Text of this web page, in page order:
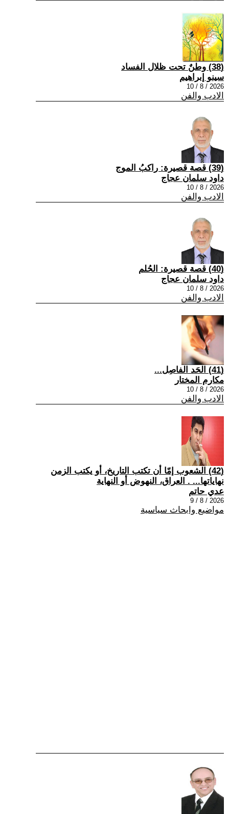
(38) وطنٌ تحت ظلال الفساد
سينو إبراهيم
2026 / 8 / 10
الادب والفن
(39) قصة قصيرة: راكبُ الموج
داود سلمان عجاج
2026 / 8 / 10
الادب والفن
(40) قصة قصيرة: الحُلم
داود سلمان عجاج
2026 / 8 / 10
الادب والفن
(41) الحَد الفاصِل...
مكارم المختار
2026 / 8 / 10
الادب والفن
(42) الشعوب إمّا أن تكتب التاريخ، أو يكتب الزمن
نهاياتها... . العراق، النهوض أو النهاية
عدي حاتم
2026 / 8 / 9
مواضيع وابحاث سياسية